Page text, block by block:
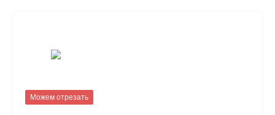
Можем отрезать